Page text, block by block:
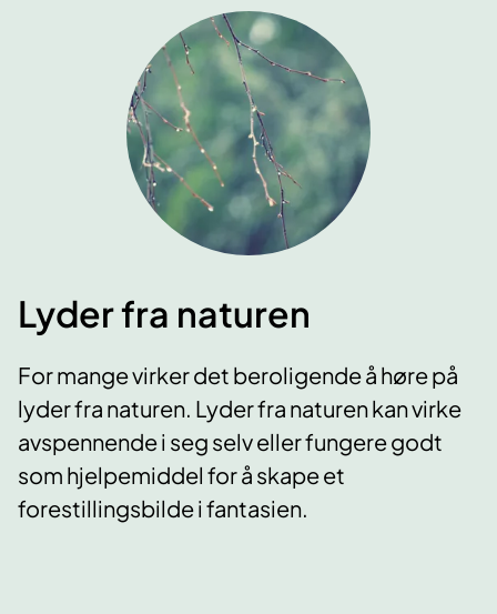
Lyder fra naturen
For mange virker det beroligende å høre på
lyder fra naturen. Lyder fra naturen kan virke
avspennende i seg selv eller fungere godt
som hjelpemiddel for å skape et
forestillingsbilde i fantasien.